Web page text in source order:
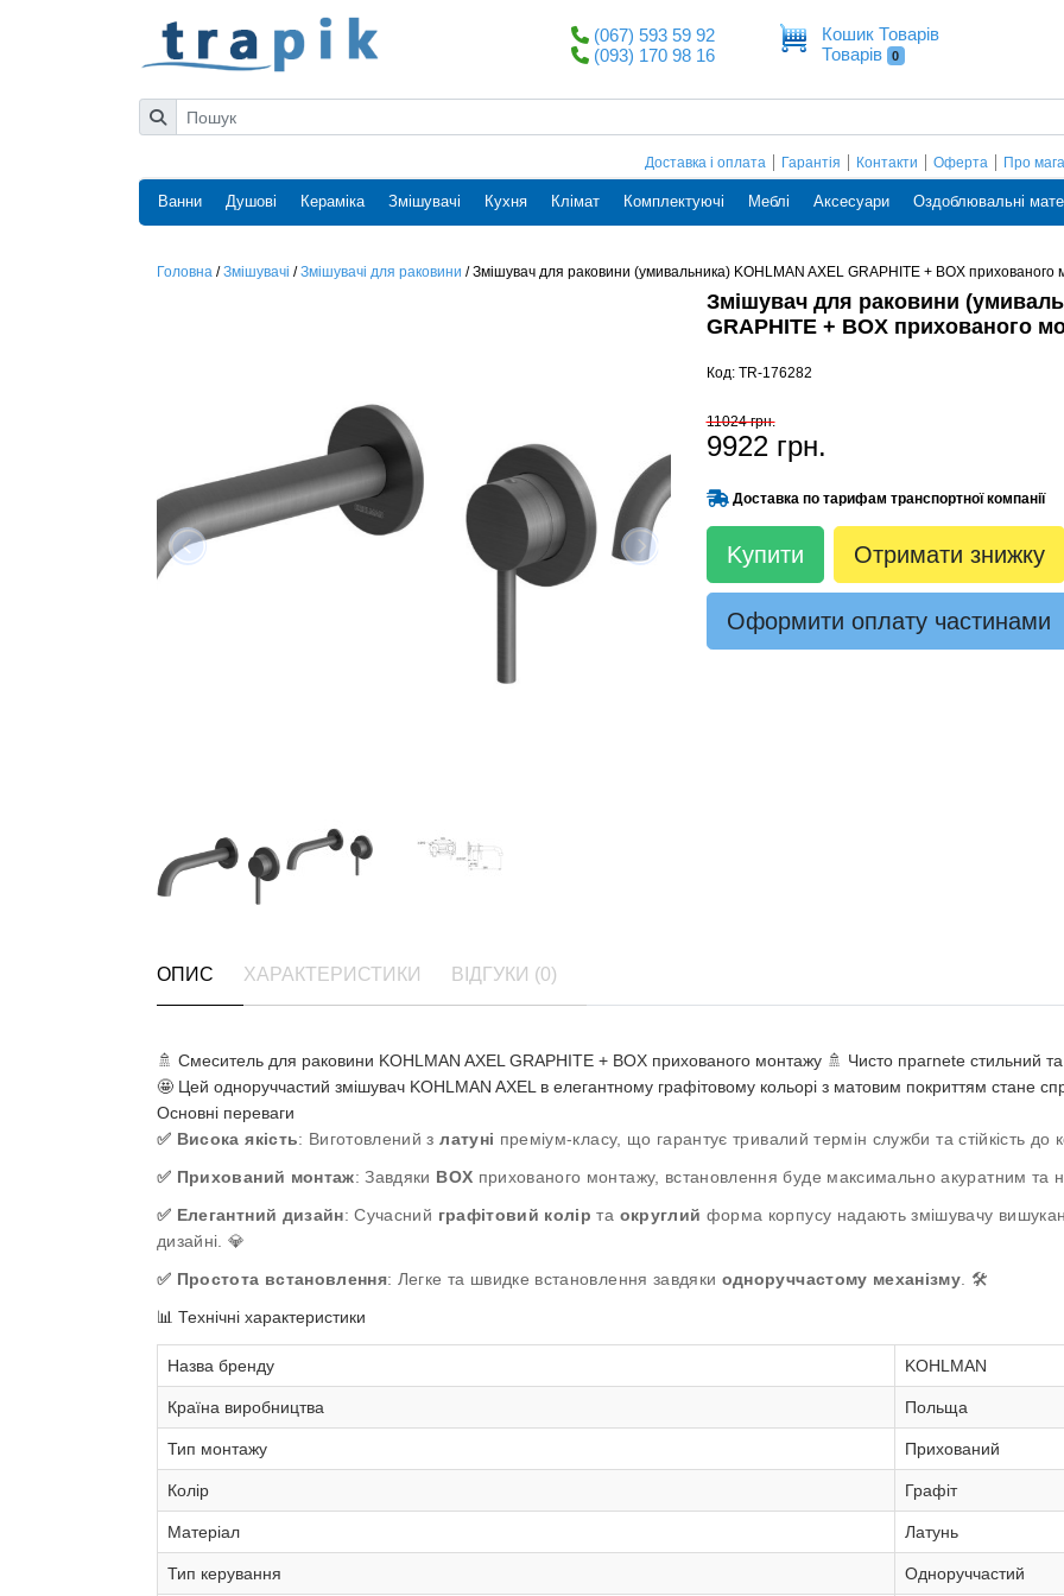
(067) 593 59 92
(093) 170 98 16
Кошик Товарів
Товарів
0
Доставка і оплата Гарантія Контакти Оферта Про
Ванни Душові Кераміка Змішувачі Кухня Клімат Комплектуючі Меблі Аксесуари Оздоблювальні
Головна /Змішувачі /Змішувачі для раковини /Змішувач для раковини (умивальника) KOHLMAN AXEL GRAPHITE + BOX прихованого
Змішувач для раковини
GRAPHITE + BOX прихованого
Код: TR-176282
11024 грн.
9922 грн.
Доставка по тарифам транспортної компанії
Kупити Отримати знижку
Оформити оплату частинами
ОПИС ХАРАКТЕРИСТИКИ ВІДГУКИ (0)
🚿 Смеситель для раковини KOHLMAN AXEL GRAPHITE + BOX прихованого монтажу 🚿 Чисто прагnete стильний
🤩 Цей одноруччастий змішувач KOHLMAN AXEL в елегантному графітовому кольорі з матовим покриттям стане
Основні переваги
✅ Висока якість: Виготовлений златуні преміум-класу, що гарантує тривалий термін служби та стійкість до
✅ Прихований монтаж: Завдяки BOX прихованого монтажу, встановлення буде максимально акуратним та
✅ Елегантний дизайн: Сучасний графітовий колір та округлий форма корпусу надають змішувачу
дизайні. 💎
✅ Простота встановлення: Легке та швидке встановлення завдяки одноруччастому механізму . 🛠️
📊 Технічні характеристики
Назва бренду KOHLMAN
Країна виробництва Польща
Тип монтажу Прихований
Колір Графіт
Матеріал Латунь
Тип керування Одноруччастий